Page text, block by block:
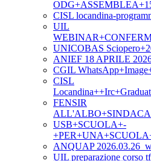
CISL locandina-
UIL
UNICOBAS
ANIEF 18 APRILE
CGIL
CISL
FENSIR
USB+SCUOLA+-
ANQUAP
UIL preparazione corso